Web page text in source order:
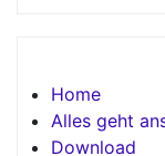
Home
Alles geht
Download